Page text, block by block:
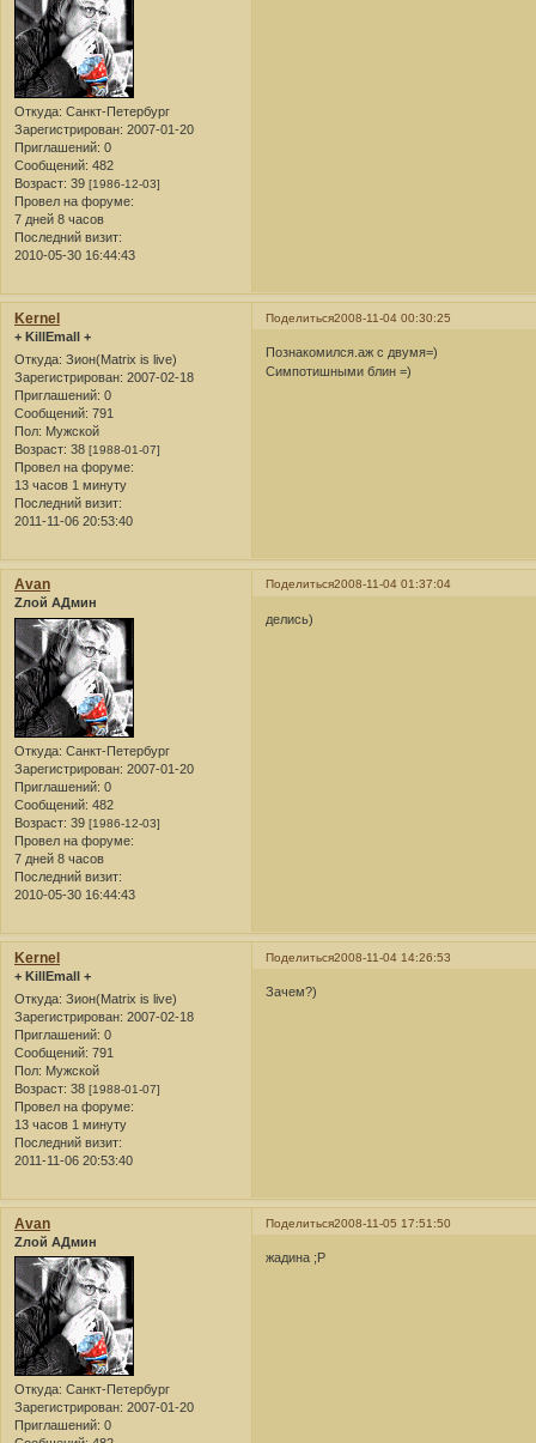
Откуда: Санкт-Петербург
Зарегистрирован: 2007-01-20
Приглашений: 0
Сообщений: 482
Возраст: 39 [1986-12-03]
Провел на форуме:
7 дней 8 часов
Последний визит:
2010-05-30 16:44:43
Поделиться2008-11-04 00:30:25
Kernel
+ KillEmall +
Откуда: Зион(Matrix is live)
Зарегистрирован: 2007-02-18
Приглашений: 0
Сообщений: 791
Пол: Мужской
Возраст: 38 [1988-01-07]
Провел на форуме:
13 часов 1 минуту
Последний визит:
2011-11-06 20:53:40
Познакомился.аж с двумя=)
Симпотишными блин =)
Поделиться2008-11-04 01:37:04
Avan
Zлой АДмин
Откуда: Санкт-Петербург
Зарегистрирован: 2007-01-20
Приглашений: 0
Сообщений: 482
Возраст: 39 [1986-12-03]
Провел на форуме:
7 дней 8 часов
Последний визит:
2010-05-30 16:44:43
делись)
Поделиться2008-11-04 14:26:53
Kernel
+ KillEmall +
Откуда: Зион(Matrix is live)
Зарегистрирован: 2007-02-18
Приглашений: 0
Сообщений: 791
Пол: Мужской
Возраст: 38 [1988-01-07]
Провел на форуме:
13 часов 1 минуту
Последний визит:
2011-11-06 20:53:40
Зачем?)
Поделиться2008-11-05 17:51:50
Avan
Zлой АДмин
Откуда: Санкт-Петербург
Зарегистрирован: 2007-01-20
Приглашений: 0
жадина ;P